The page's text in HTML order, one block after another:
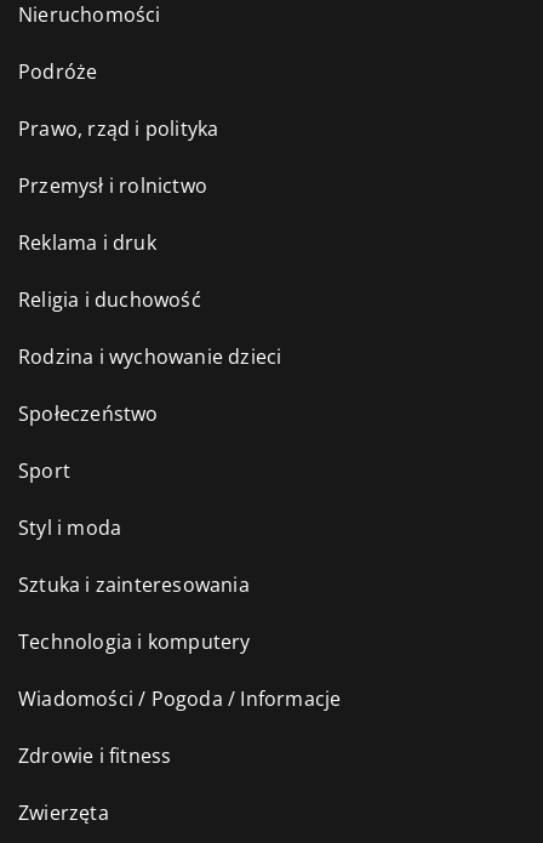
Nieruchomości
Podróże
Prawo, rząd i polityka
Przemysł i rolnictwo
Reklama i druk
Religia i duchowość
Rodzina i wychowanie dzieci
Społeczeństwo
Sport
Styl i moda
Sztuka i zainteresowania
Technologia i komputery
Wiadomości / Pogoda / Informacje
Zdrowie i fitness
Zwierzęta